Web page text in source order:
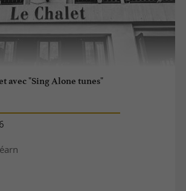
avec "Sing Alone tunes"